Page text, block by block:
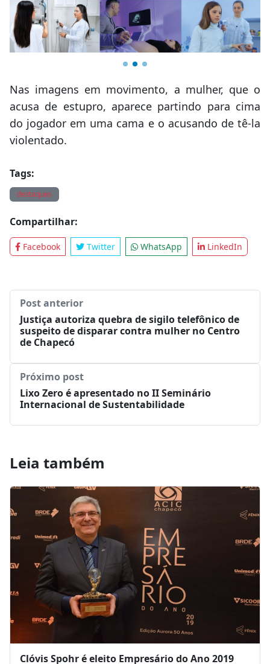
Nas imagens em movimento, a mulher, que o
acusa de estupro, aparece partindo para cima
do jogador em uma cama e o acusando de tê-la
violentado.
Tags:
destaques
Compartilhar:
Facebook Twitter WhatsApp LinkedIn
Post anterior
Justiça autoriza quebra de sigilo telefônico de
suspeito de disparar contra mulher no Centro
de Chapecó
Próximo post
Lixo Zero é apresentado no II Seminário
Internacional de Sustentabilidade
Leia também
Clóvis Spohr é eleito Empresário do Ano 2019